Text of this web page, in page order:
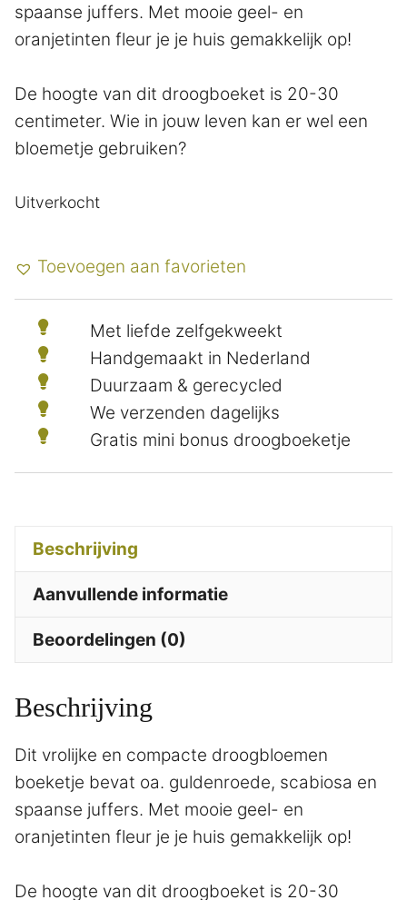
spaanse juffers. Met mooie geel- en
oranjetinten fleur je je huis gemakkelijk op!
De hoogte van dit droogboeket is 20-30
centimeter. Wie in jouw leven kan er wel een
bloemetje gebruiken?
Uitverkocht
Toevoegen aan favorieten
Met liefde zelfgekweekt
Handgemaakt in Nederland
Duurzaam & gerecycled
We verzenden dagelijks
Gratis mini bonus droogboeketje
Beschrijving
Aanvullende informatie
Beoordelingen (0)
Beschrijving
Dit vrolijke en compacte droogbloemen
boeketje bevat oa. guldenroede, scabiosa en
spaanse juffers. Met mooie geel- en
oranjetinten fleur je je huis gemakkelijk op!
De hoogte van dit droogboeket is 20-30